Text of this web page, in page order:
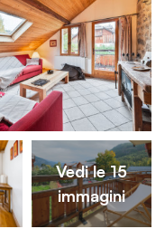
Vedi le 15
immagini